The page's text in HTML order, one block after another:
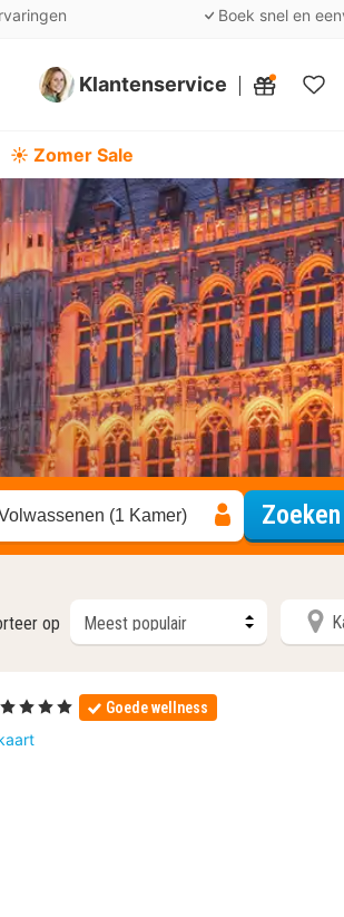
Boek snel en
Klantenservice
Mijn
☀️ Zomer Sale
(1 Kamer) Zoeken
op
1
nacht
vanaf
, 4 Sterren Goede wellness